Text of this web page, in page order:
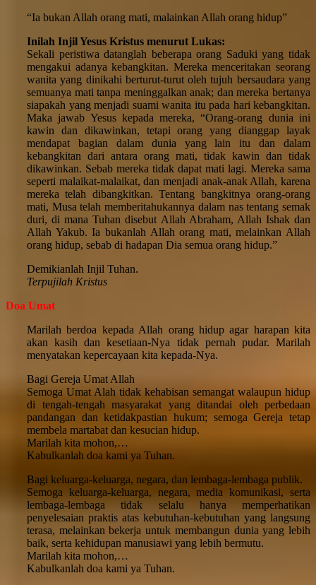
“Ia bukan Allah orang mati, malainkan Allah orang hidup”
Inilah Injil Yesus Kristus menurut Lukas:
Sekali peristiwa datanglah beberapa orang Saduki yang tidak
mengakui adanya kebangkitan. Mereka menceritakan seorang
wanita yang dinikahi berturut-turut oleh tujuh bersaudara yang
semuanya mati tanpa meninggalkan anak; dan mereka bertanya
siapakah yang menjadi suami wanita itu pada hari kebangkitan.
Maka jawab Yesus kepada mereka, “Orang-orang dunia ini
kawin dan dikawinkan, tetapi orang yang dianggap layak
mendapat bagian dalam dunia yang lain itu dan dalam
kebangkitan dari antara orang mati, tidak kawin dan tidak
dikawinkan. Sebab mereka tidak dapat mati lagi. Mereka sama
seperti malaikat-malaikat, dan menjadi anak-anak Allah, karena
mereka telah dibangkitkan. Tentang bangkitnya orang-orang
mati, Musa telah memberitahukannya dalam nas tentang semak
duri, di mana Tuhan disebut Allah Abraham, Allah Ishak dan
Allah Yakub. Ia bukanlah Allah orang mati, melainkan Allah
orang hidup, sebab di hadapan Dia semua orang hidup.”
Demikianlah Injil Tuhan.
Terpujilah Kristus
Doa Umat
Marilah berdoa kepada Allah orang hidup agar harapan kita
akan kasih dan kesetiaan-Nya tidak pernah pudar. Marilah
menyatakan kepercayaan kita kepada-Nya.
Bagi Gereja Umat Allah
Semoga Umat Alah tidak kehabisan semangat walaupun hidup
di tengah-tengah masyarakat yang ditandai oleh perbedaan
pandangan dan ketidakpastian hukum; semoga Gereja tetap
membela martabat dan kesucian hidup.
Marilah kita mohon,…
Kabulkanlah doa kami ya Tuhan.
Bagi keluarga-keluarga, negara, dan lembaga-lembaga publik.
Semoga keluarga-keluarga, negara, media komunikasi, serta
lembaga-lembaga tidak selalu hanya memperhatikan
penyelesaian praktis atas kebutuhan-kebutuhan yang langsung
terasa, melainkan bekerja untuk membangun dunia yang lebih
baik, serta kehidupan manusiawi yang lebih bermutu.
Marilah kita mohon,…
Kabulkanlah doa kami ya Tuhan.